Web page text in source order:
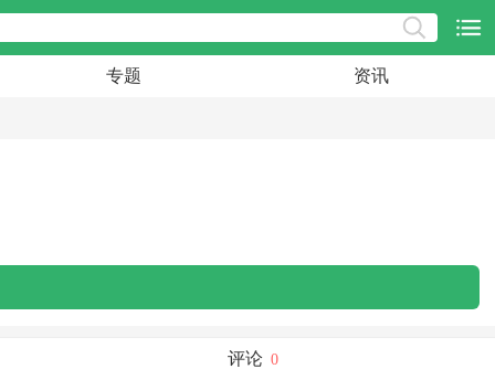
专题 资讯
评论 0